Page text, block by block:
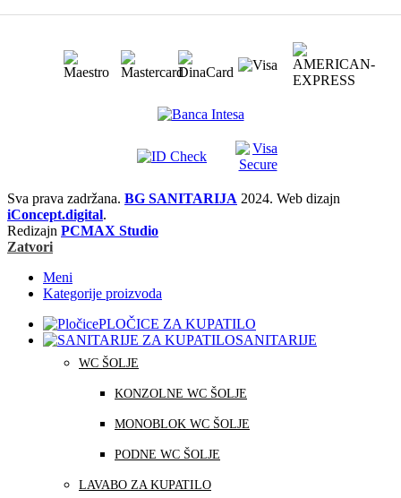
Sva prava zadržana. BG SANITARIJA 2024. Web dizajn
iConcept.digital.
Redizajn PCMAX Studio
Zatvori
Meni
Kategorije proizvoda
PLOČICE ZA KUPATILO
SANITARIJE
WC ŠOLJE
KONZOLNE WC ŠOLJE
MONOBLOK WC ŠOLJE
PODNE WC ŠOLJE
LAVABO ZA KUPATILO